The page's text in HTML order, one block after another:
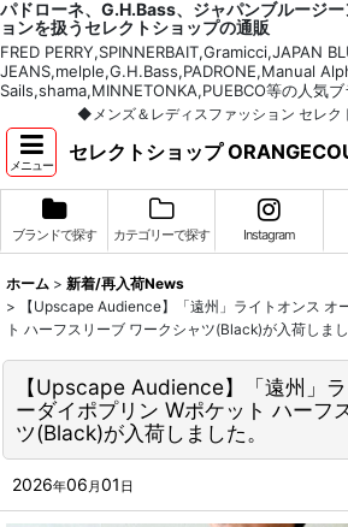
パドローネ、G.H.Bass、ジャパンブルージ
ョンを扱うセレクトショップの通販
FRED PERRY,SPINNERBAIT,Gramicci,JAPAN
JEANS,melple,G.H.Bass,PADRONE,Manual
Sails,shama,MINNETONKA,PUEBCO等の人気
◆メンズ＆レディスファッション セレ
メニュー
セレクトショップ
ブランドで探す カテゴリーで探す Instagram
ホーム > 新着/再入荷News
>
【Upscape Audience】「遠州」ライトオンス オ
ト ハーフスリーブ ワークシャツ(Black)が入荷しまし
【Upscape Audience】「遠州」
ーダイポプリン Wポケット ハーフ
ツ(Black)が入荷しました。
2026年06 月01 日